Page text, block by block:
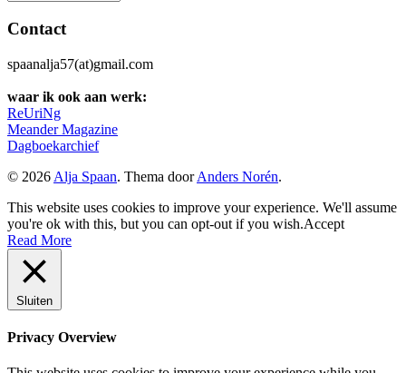
Contact
spaanalja57(at)gmail.com
waar ik ook aan werk:
ReUriNg
Meander Magazine
Dagboekarchief
© 2026 Alja Spaan. Thema doorAnders Norén.
This website uses cookies to improve your experience. We'll assume
you're ok with this, but you can opt-out if you wish.Accept
Read More
Sluiten
Privacy Overview